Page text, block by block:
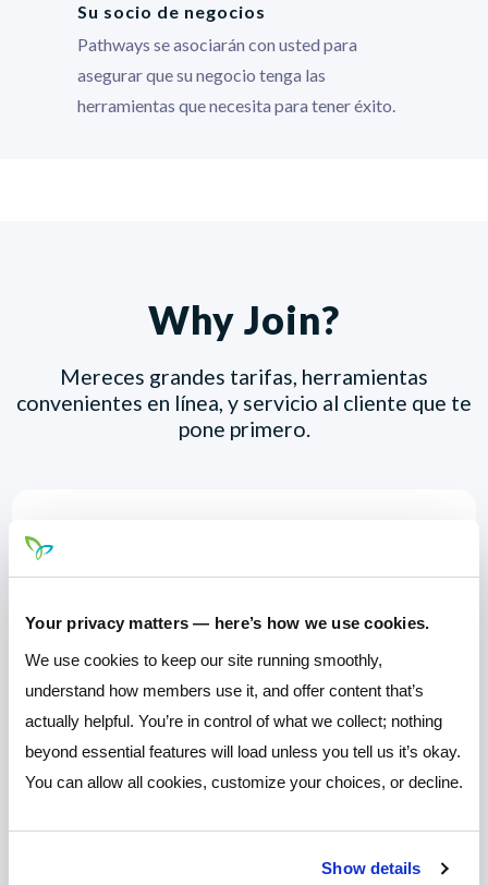
Your privacy matters — here’s how we use cookies.
We use cookies to keep our site running smoothly,
understand how members use it, and offer content that’s
actually helpful. You’re in control of what we collect; nothing
beyond essential features will load unless you tell us it’s okay.
You can allow all cookies, customize your choices, or decline.
Show details
Su socio de negocios
Pathways se asociarán con usted para
asegurar que su negocio tenga las
herramientas que necesita para tener éxito.
Why Join?
Mereces grandes tarifas, herramientas
convenientes en línea, y servicio al cliente que te
pone primero.
Productos y servicios que le ayudan a
alcanzar en todas las etapas de la vida